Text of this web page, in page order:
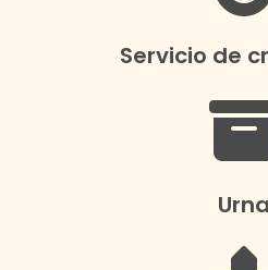
Servicio de
Urna